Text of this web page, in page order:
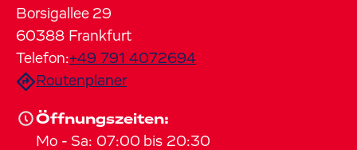
Borsigallee 29
60388 Frankfurt
Telefon:+49 791 4072694
Routenplaner
Öffnungszeiten:
Mo - Sa: 07:00 bis 20:30